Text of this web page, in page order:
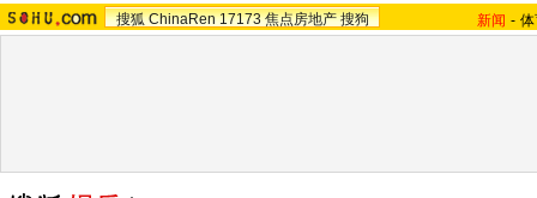
搜狐 ChinaRen 17173 焦点房地产 搜狗 新闻 -